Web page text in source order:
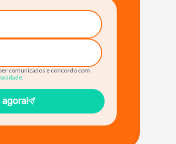
comunicados e concordo com
.